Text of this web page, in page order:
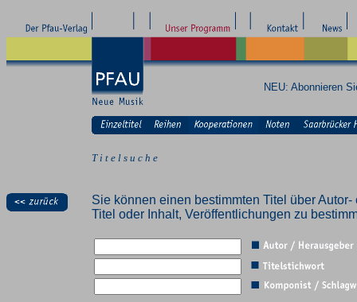
NEU: Abonnieren
T i t e l s u c h e
Sie können einen bestimmten Titel über
Titel oder Inhalt, Veröffentlichungen zu